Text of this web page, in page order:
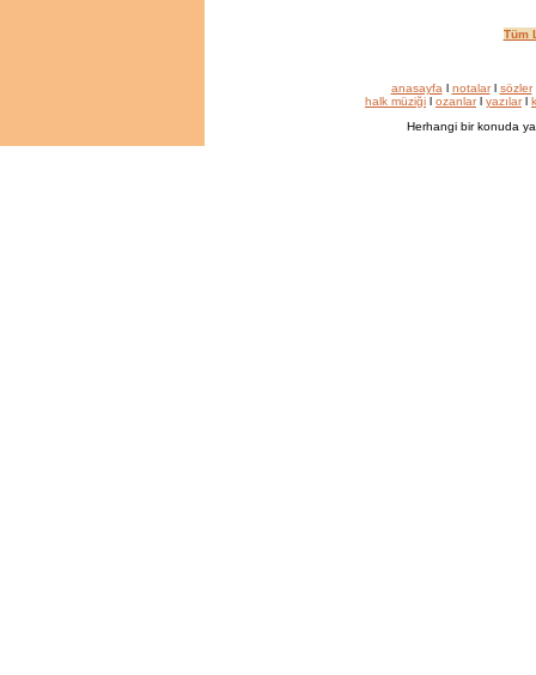
Tüm
anasayfa l notalarl sözler
halk müziği l ozanlarl yazılarl
Herhangi bir konuda